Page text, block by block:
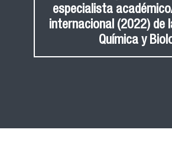
especialista
internacional (2022) de
Química y